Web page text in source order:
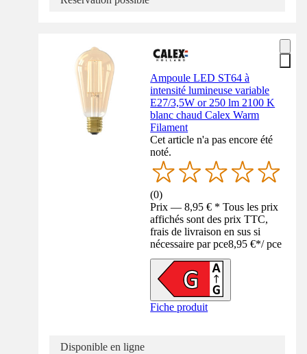
Ampoule LED ST64 à
intensité lumineuse variable
E27/3,5W or 250 lm 2100 K
blanc chaud Calex Warm
Filament
Cet article n'a pas encore été
noté.
(0)
Prix — 8,95 € * Tous les prix
affichés sont des prix TTC,
frais de livraison en sus si
nécessaire par pce8,95 €*/ pce
Fiche produit
Disponible en ligne